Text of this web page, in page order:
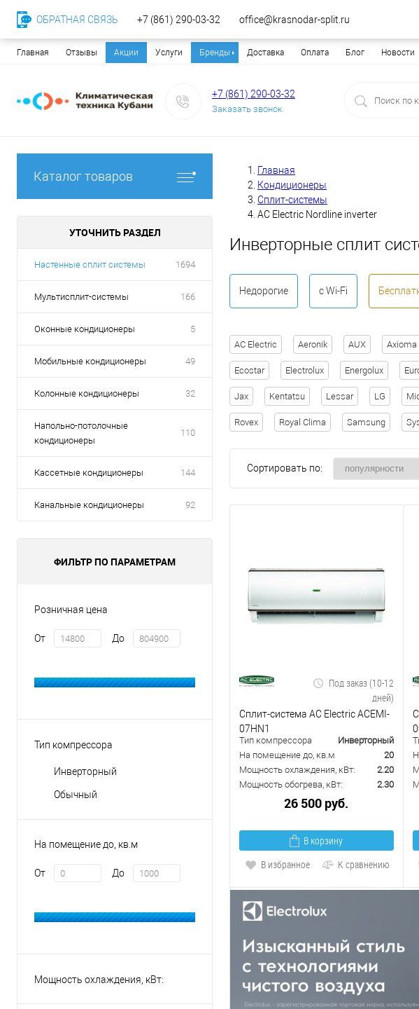
Главная Отзывы Акции Услуги Бренды Доставка Оплата Блог Новости
+7 (861) 290-03-32
Заказать звонок
Каталог товаров
УТОЧНИТЬ РАЗДЕЛ
Настенные сплит системы 1694
Мультисплит-системы 166
Оконные кондиционеры 5
Мобильные кондиционеры 49
Колонные кондиционеры 32
Напольно-потолочные
кондиционеры
110
Кассетные кондиционеры 144
Канальные кондиционеры 92
ФИЛЬТР ПО ПАРАМЕТРАМ
Розничная цена
От До
Тип компрессора
Инверторный
Обычный
На помещение до, кв.м
От До
Мощность охлаждения, кВт:
Главная
Кондиционеры
Сплит-системы
AC Electric Nordline inverter
Инверторные сплит
Недорогие с Wi-Fi
AC Electric Aeronik AUX Axioma
Ecostar Electrolux Energolux
Jax Kentatsu Lessar LG
Rovex Royal Clima Samsung
Сортировать по:
Под заказ (10-12
дней)
Сплит-система AC Electric ACEMI-
07HN1
Тип компрессора
Инверторный
На помещение до, кв.м
20
Мощность охлаждения, кВт:
2.20
Мощность обогрева, кВт:
2.30
26 500 руб.
В корзину
В избранное
К сравнению
ОБРАТНАЯ СВЯЗЬ +7 (861) 290-03-32 office@krasnodar-split.ru